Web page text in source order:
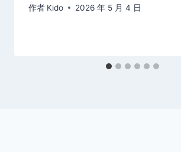
作者 Kido 2026 年 5 月 4 日